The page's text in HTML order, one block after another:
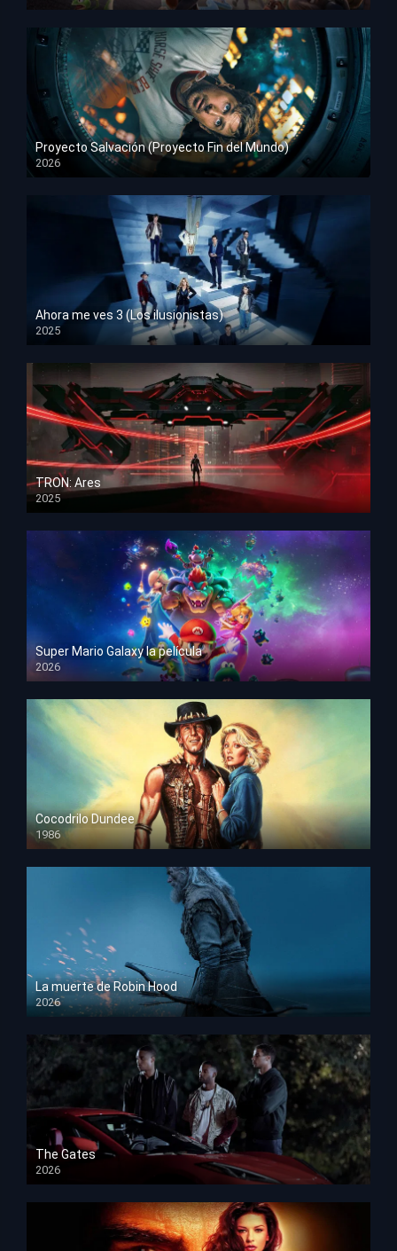
HD 1080p
Proyecto Salvación (Proyecto Fin del Mundo)
2026
HD 1080p
Ahora me ves 3 (Los ilusionistas)
2025
HD 1080p
TRON: Ares
2025
HD 1080p
Super Mario Galaxy la película
2026
HD 1080p
Cocodrilo Dundee
1986
HD 1080p
La muerte de Robin Hood
2026
HD 1080p
The Gates
2026
HD 1080p